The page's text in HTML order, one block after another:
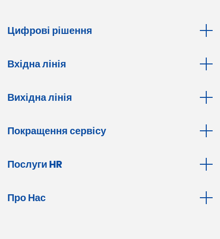
Цифрові рішення
Вхідна лінія
Вихідна лінія
Покращення сервісу
Послуги HR
Про Нас